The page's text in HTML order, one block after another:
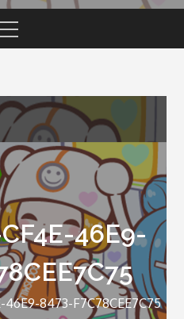
46E9-
8473-F7C78CEE7C75